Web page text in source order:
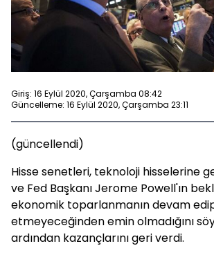
Giriş: 16 Eylül 2020, Çarşamba 08:42
Güncelleme: 16 Eylül 2020, Çarşamba 23:11
(güncellendi)
Hisse senetleri, teknoloji hisselerine
ve Fed Başkanı Jerome Powell'ın
ekonomik toparlanmanın devam
etmeyeceğinden emin olmadığını
ardından kazançlarını geri verdi.